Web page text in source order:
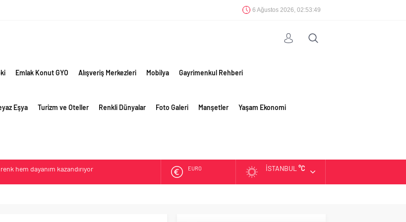
6 Ağustos 2026, 02:53:50
Emlak Konut GYO Alışveriş Merkezleri Mobilya Gayrimenkul Rehberi
Eşya Turizm ve Oteller Renkli Dünyalar Foto Galeri Manşetler Yaşam Ekonomi
geliştirilen cüruf bazlı yüksek performanslı
EURO İSTANBUL °C